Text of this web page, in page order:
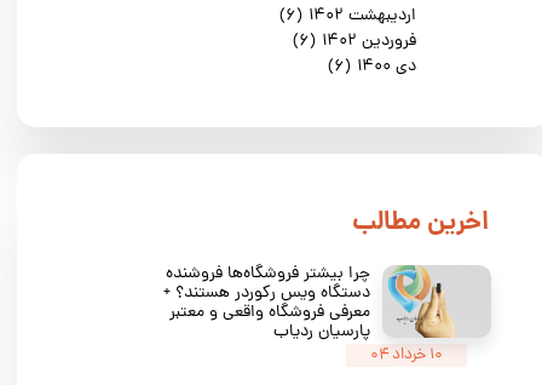
اردیبهشت ۱۴۰۲
(۶)
فروردین ۱۴۰۲
(۶)
دی ۱۴۰۰
(۶)
​اخرین مطالب
چرا بیشتر فروشگاه‌ها فروشنده
دستگاه ویس رکوردر هستند؟ +
معرفی فروشگاه واقعی و معتبر
پارسیان ردیاب
۱۰ خرداد ۰۴